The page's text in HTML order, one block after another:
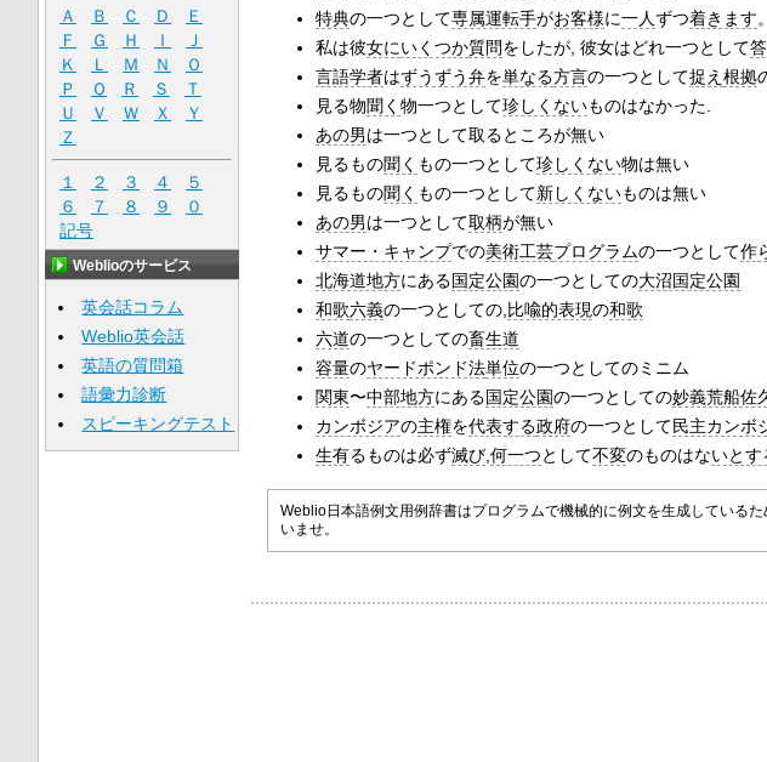
特典の一つとして専属運転手がお客様に一人ずつ着きます。
私は彼女にいくつか質問をしたが, 彼女はどれ一つとして
言語学者はずうずう弁を単なる方言の一つとして捉え 根拠
見る物聞く 物一つとして珍しくないものはなかった.
あの男は一つとして取るところが無い
見るもの聞く もの一つとして珍しくない物は無い
見るもの聞く もの一つとして新しくないものは無い
あの男は一つとして取柄が無い
サマー・キャンプでの美術工芸プログラムの一つとして作
北海道地方にある国定公園の一つとしての大沼国定公園
和歌六義の一つとしての, 比喩的表現の和歌
六道の一つとしての畜生道
容量のヤードポンド法単位の一つとしてのミニム
関東〜中部地方にある国定公園の一つとしての妙義荒船佐
カンボジアの主権を代表する政府の一つとして民主カンボ
生有るものは必ず滅び, 何一つとして不変のものはないとす
Weblio日本語例文用例辞書はプログラムで機械的に例文を生成している
いませ。
Ａ Ｂ Ｃ Ｄ
Ｅ
Ｆ
Ｇ Ｈ Ｉ
Ｊ
Ｋ
Ｌ Ｍ Ｎ
Ｏ
Ｐ
Ｑ Ｒ Ｓ
Ｔ
Ｕ
Ｖ Ｗ Ｘ
Ｙ
Ｚ
１ ２ ３ ４
５
６
７ ８ ９
０
記号
Weblioのサービス
英会話コラム
Weblio英会話
英語の質問箱
語彙力診断
スピーキングテスト